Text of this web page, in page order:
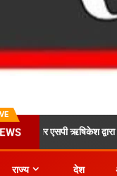
ऋषिकेश द्वारा कावड़ मेला
राज्य देश